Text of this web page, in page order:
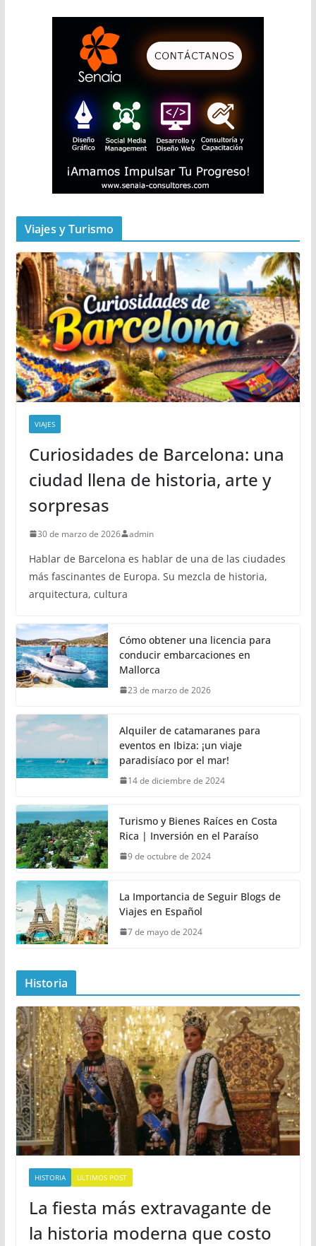
Viajes y Turismo
VIAJES
Curiosidades de Barcelona: una
ciudad llena de historia, arte y
sorpresas
30 de marzo de 2026 admin
Hablar de Barcelona es hablar de una de las ciudades
más fascinantes de Europa. Su mezcla de historia,
arquitectura, cultura
Cómo obtener una licencia para
conducir embarcaciones en
Mallorca
23 de marzo de 2026
Alquiler de catamaranes para
eventos en Ibiza: ¡un viaje
paradisíaco por el mar!
14 de diciembre de 2024
Turismo y Bienes Raíces en Costa
Rica | Inversión en el Paraíso
9 de octubre de 2024
La Importancia de Seguir Blogs de
Viajes en Español
7 de mayo de 2024
Historia
HISTORIA ULTIMOS POST
La fiesta más extravagante de
la historia moderna que costo